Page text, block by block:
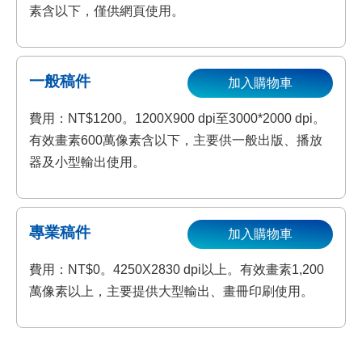
素含以下，僅供網頁使用。
一般稿件
費用：NT$1200。1200X900 dpi至3000*2000 dpi。
有效畫素600萬像素含以下，主要供一般出版、播放
器及小型輸出使用。
加入購物車
專業稿件
費用：NT$0。4250X2830 dpi以上。有效畫素1,200
萬像素以上，主要提供大型輸出、畫冊印刷使用。
加入購物車